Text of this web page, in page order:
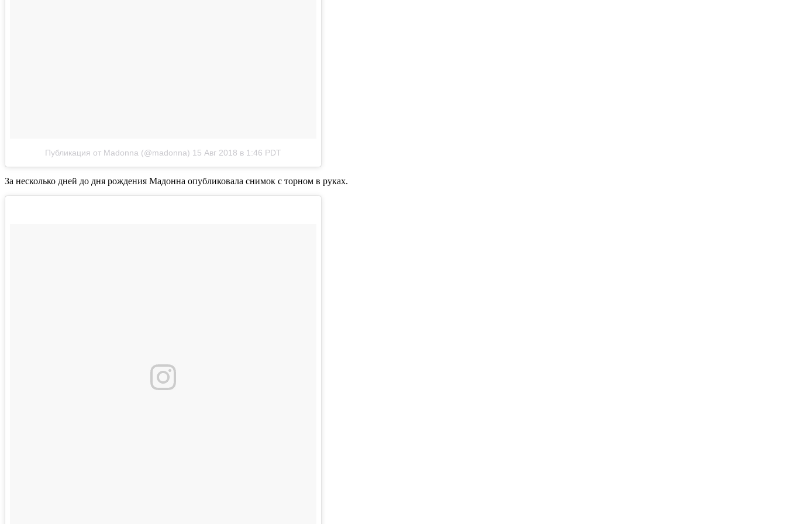
Публикация от Madonna (@madonna) 15 Авг 2018 в 1:46 PDT
За несколько дней до дня рождения Мадонна опубликовала снимок с торном в руках.